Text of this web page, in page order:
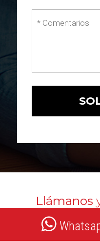
Llámanos